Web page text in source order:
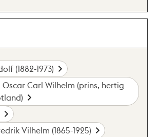
(1882-1973)
Carl Wilhelm (prins, hertig
Vilhelm (1865-1925)